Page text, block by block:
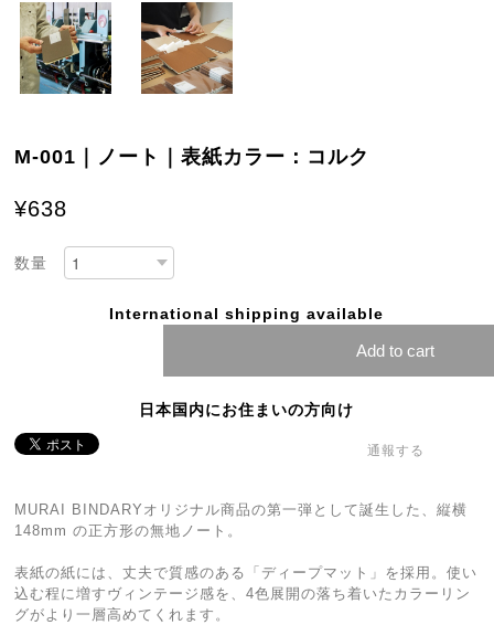
M-001｜ノート｜表紙カラー：コルク
¥638
数量
International shipping available
Add to cart
日本国内にお住まいの方向け
通報する
MURAI BINDARYオリジナル商品の第一弾として誕生した、縦横
148mm の正方形の無地ノート。
表紙の紙には、丈夫で質感のある「ディープマット」を採用。使い
込む程に増すヴィンテージ感を、4色展開の落ち着いたカラーリン
グがより一層高めてくれます。